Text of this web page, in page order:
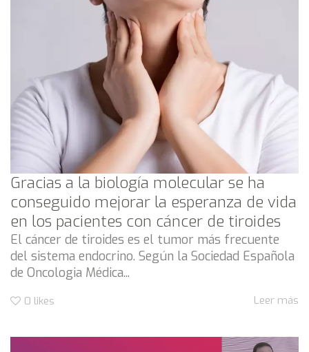
Gracias a la biología molecular se ha
conseguido mejorar la esperanza de vida
en los pacientes con cáncer de tiroides
El cáncer de tiroides es el tumor más frecuente
del sistema endocrino. Según la Sociedad Española
de Oncologia Médica...
0 likes Leer más